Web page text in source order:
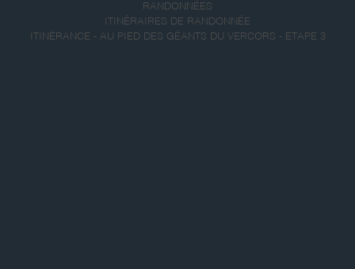
RANDONNÉES
ITINÉRAIRES DE RANDONNÉE
ITINÉRANCE - AU PIED DES GÉANTS DU VERCORS - ETAPE 3